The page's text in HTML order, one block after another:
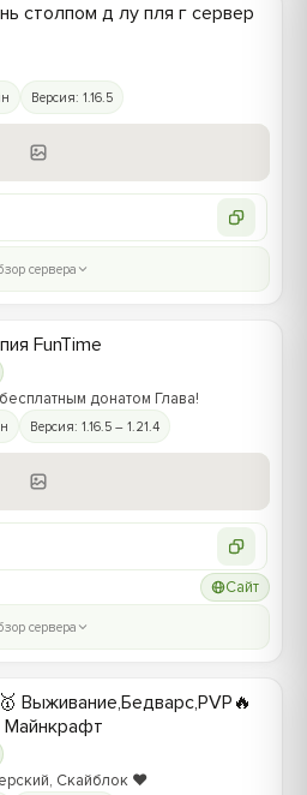
столпом д лу пля г сервер
Версия: 1.16.5
сервера
FunTime
донатом Глава!
Версия: 1.16.5 – 1.21.4
Сайт
сервера
Выживание,Бедварс,PVP🔥
Майнкрафт
Скайблок ❤️